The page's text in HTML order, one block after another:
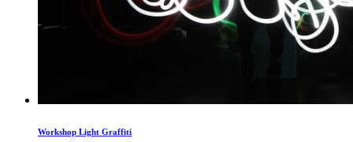
Workshop Light Graffiti